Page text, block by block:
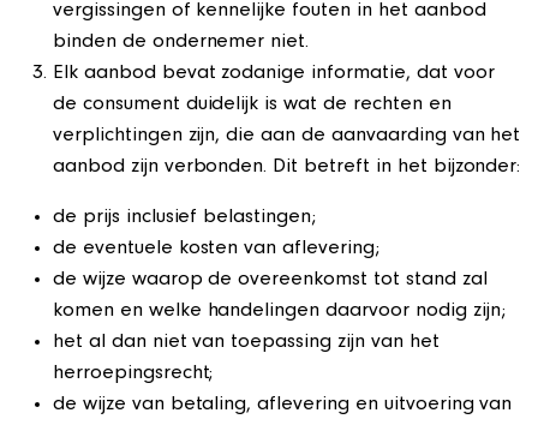
vergissingen of kennelijke fouten in het aanbod
binden de ondernemer niet.
Elk aanbod bevat zodanige informatie, dat voor
de consument duidelijk is wat de rechten en
verplichtingen zijn, die aan de aanvaarding van het
aanbod zijn verbonden. Dit betreft in het bijzonder:
de prijs inclusief belastingen;
de eventuele kosten van aflevering;
de wijze waarop de overeenkomst tot stand zal
komen en welke handelingen daarvoor nodig zijn;
het al dan niet van toepassing zijn van het
herroepingsrecht;
de wijze van betaling, aflevering en uitvoering van